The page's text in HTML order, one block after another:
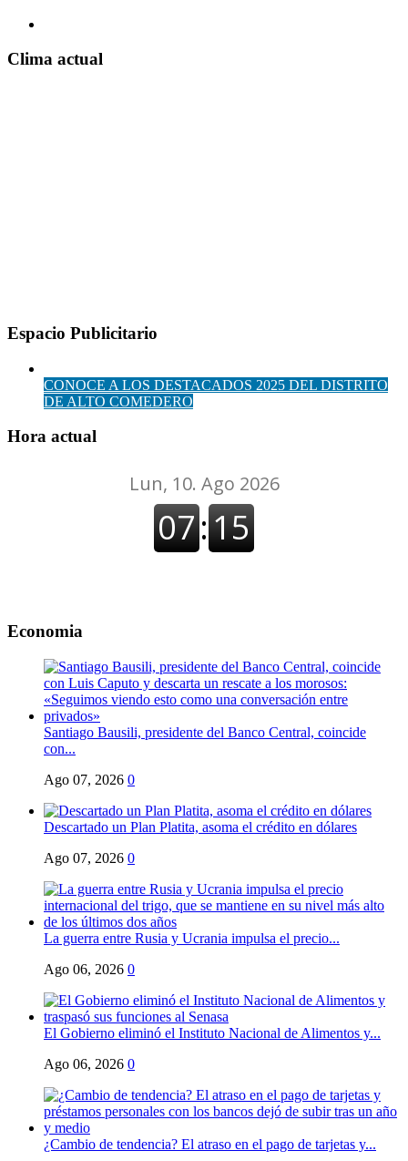
Clima actual
Espacio Publicitario
CONOCE A LOS DESTACADOS 2025 DEL DISTRITO
DE ALTO COMEDERO
Hora actual
Economia
Santiago Bausili, presidente del Banco Central, coincide
con...
Ago 07, 2026 0
Descartado un Plan Platita, asoma el crédito en dólares
Ago 07, 2026 0
La guerra entre Rusia y Ucrania impulsa el precio...
Ago 06, 2026 0
El Gobierno eliminó el Instituto Nacional de Alimentos y...
Ago 06, 2026 0
¿Cambio de tendencia? El atraso en el pago de tarjetas y...